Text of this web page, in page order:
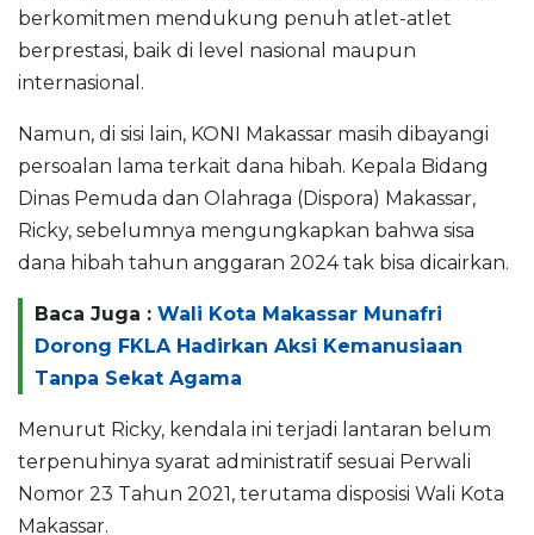
berkomitmen mendukung penuh atlet-atlet
berprestasi, baik di level nasional maupun
internasional.
Namun, di sisi lain, KONI Makassar masih dibayangi
persoalan lama terkait dana hibah. Kepala Bidang
Dinas Pemuda dan Olahraga (Dispora) Makassar,
Ricky, sebelumnya mengungkapkan bahwa sisa
dana hibah tahun anggaran 2024 tak bisa dicairkan.
Baca Juga : Wali Kota Makassar Munafri
Dorong FKLA Hadirkan Aksi Kemanusiaan
Tanpa Sekat Agama
Menurut Ricky, kendala ini terjadi lantaran belum
terpenuhinya syarat administratif sesuai Perwali
Nomor 23 Tahun 2021, terutama disposisi Wali Kota
Makassar.